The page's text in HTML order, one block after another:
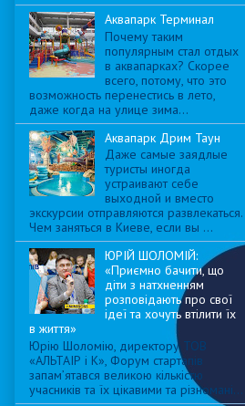
Аквапарк Терминал
Почему таким
популярным стал отдых
в аквапарках? Скорее
всего, потому, что это
возможность перенестись в лето,
даже когда на улице зима...
Аквапарк Дрим Таун
Даже самые заядлые
туристы иногда
устраивают себе
выходной и вместо
экскурсии отправляются развлекаться.
Чем заняться в Киеве, если вы ...
ЮРІЙ ШОЛОМІЙ:
«Приємно бачити, що
діти з натхненням
розповідають про свої
ідеї та хочуть втілити їх
в життя»
Юрію Шоломію, директору ТОВ
«АЛЬТАІР і К», Форум стартапів
запам’ятався великою кількістю
учасників та їх цікавими та різномані...